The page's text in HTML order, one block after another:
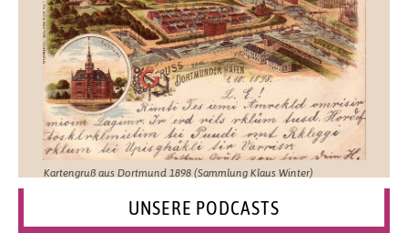
Kartengruß aus Dortmund 1898 (Sammlung Klaus Winter)
UNSERE PODCASTS